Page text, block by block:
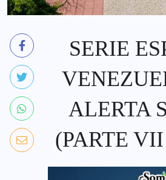
SERIE
ALERTA
(PARTE